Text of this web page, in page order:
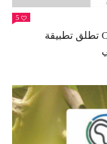
5
هي الأولى من نوعها: Clever Harvest تطلق تطبيقة